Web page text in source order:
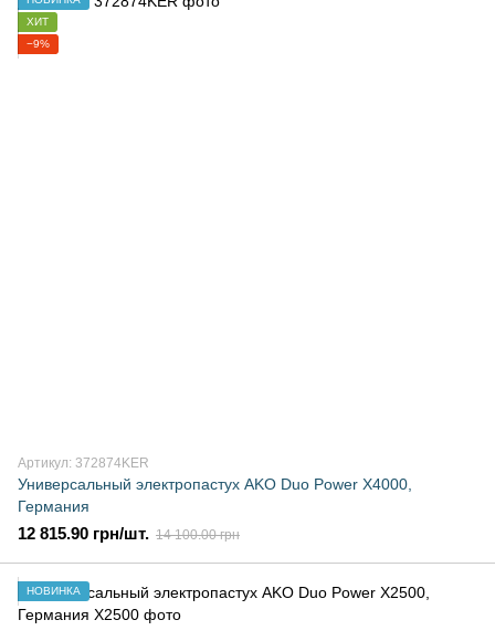
ХИТ
−9%
Артикул: 372874KER
Универсальный электропастух AKO Duo Power X4000,
Германия
12 815.90 грн/шт. 14 100.00 грн
НОВИНКА